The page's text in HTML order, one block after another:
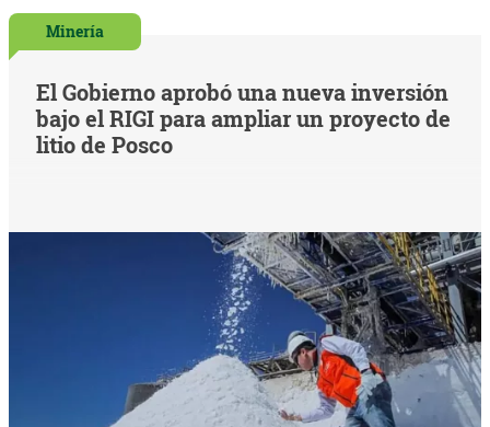
Minería
El Gobierno aprobó una nueva inversión
bajo el RIGI para ampliar un proyecto de
litio de Posco